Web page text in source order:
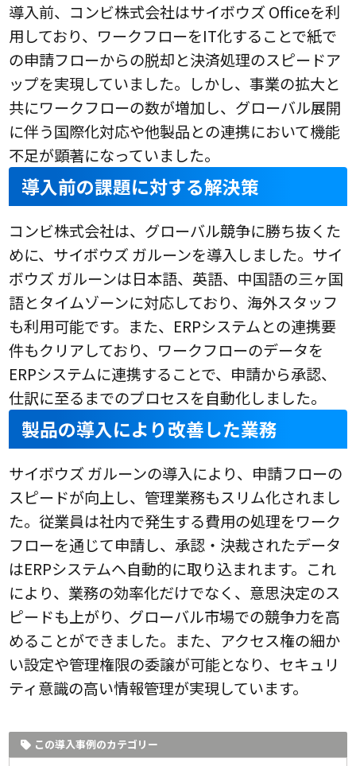
導入前、コンビ株式会社はサイボウズ Officeを利
用しており、ワークフローをIT化することで紙で
の申請フローからの脱却と決済処理のスピードア
ップを実現していました。しかし、事業の拡大と
共にワークフローの数が増加し、グローバル展開
に伴う国際化対応や他製品との連携において機能
不足が顕著になっていました。
導入前の課題に対する解決策
コンビ株式会社は、グローバル競争に勝ち抜くた
めに、サイボウズ ガルーンを導入しました。サイ
ボウズ ガルーンは日本語、英語、中国語の三ヶ国
語とタイムゾーンに対応しており、海外スタッフ
も利用可能です。また、ERPシステムとの連携要
件もクリアしており、ワークフローのデータを
ERPシステムに連携することで、申請から承認、
仕訳に至るまでのプロセスを自動化しました。
製品の導入により改善した業務
サイボウズ ガルーンの導入により、申請フローの
スピードが向上し、管理業務もスリム化されまし
た。従業員は社内で発生する費用の処理をワーク
フローを通じて申請し、承認・決裁されたデータ
はERPシステムへ自動的に取り込まれます。これ
により、業務の効率化だけでなく、意思決定のス
ピードも上がり、グローバル市場での競争力を高
めることができました。また、アクセス権の細か
い設定や管理権限の委譲が可能となり、セキュリ
ティ意識の高い情報管理が実現しています。
この導入事例のカテゴリー